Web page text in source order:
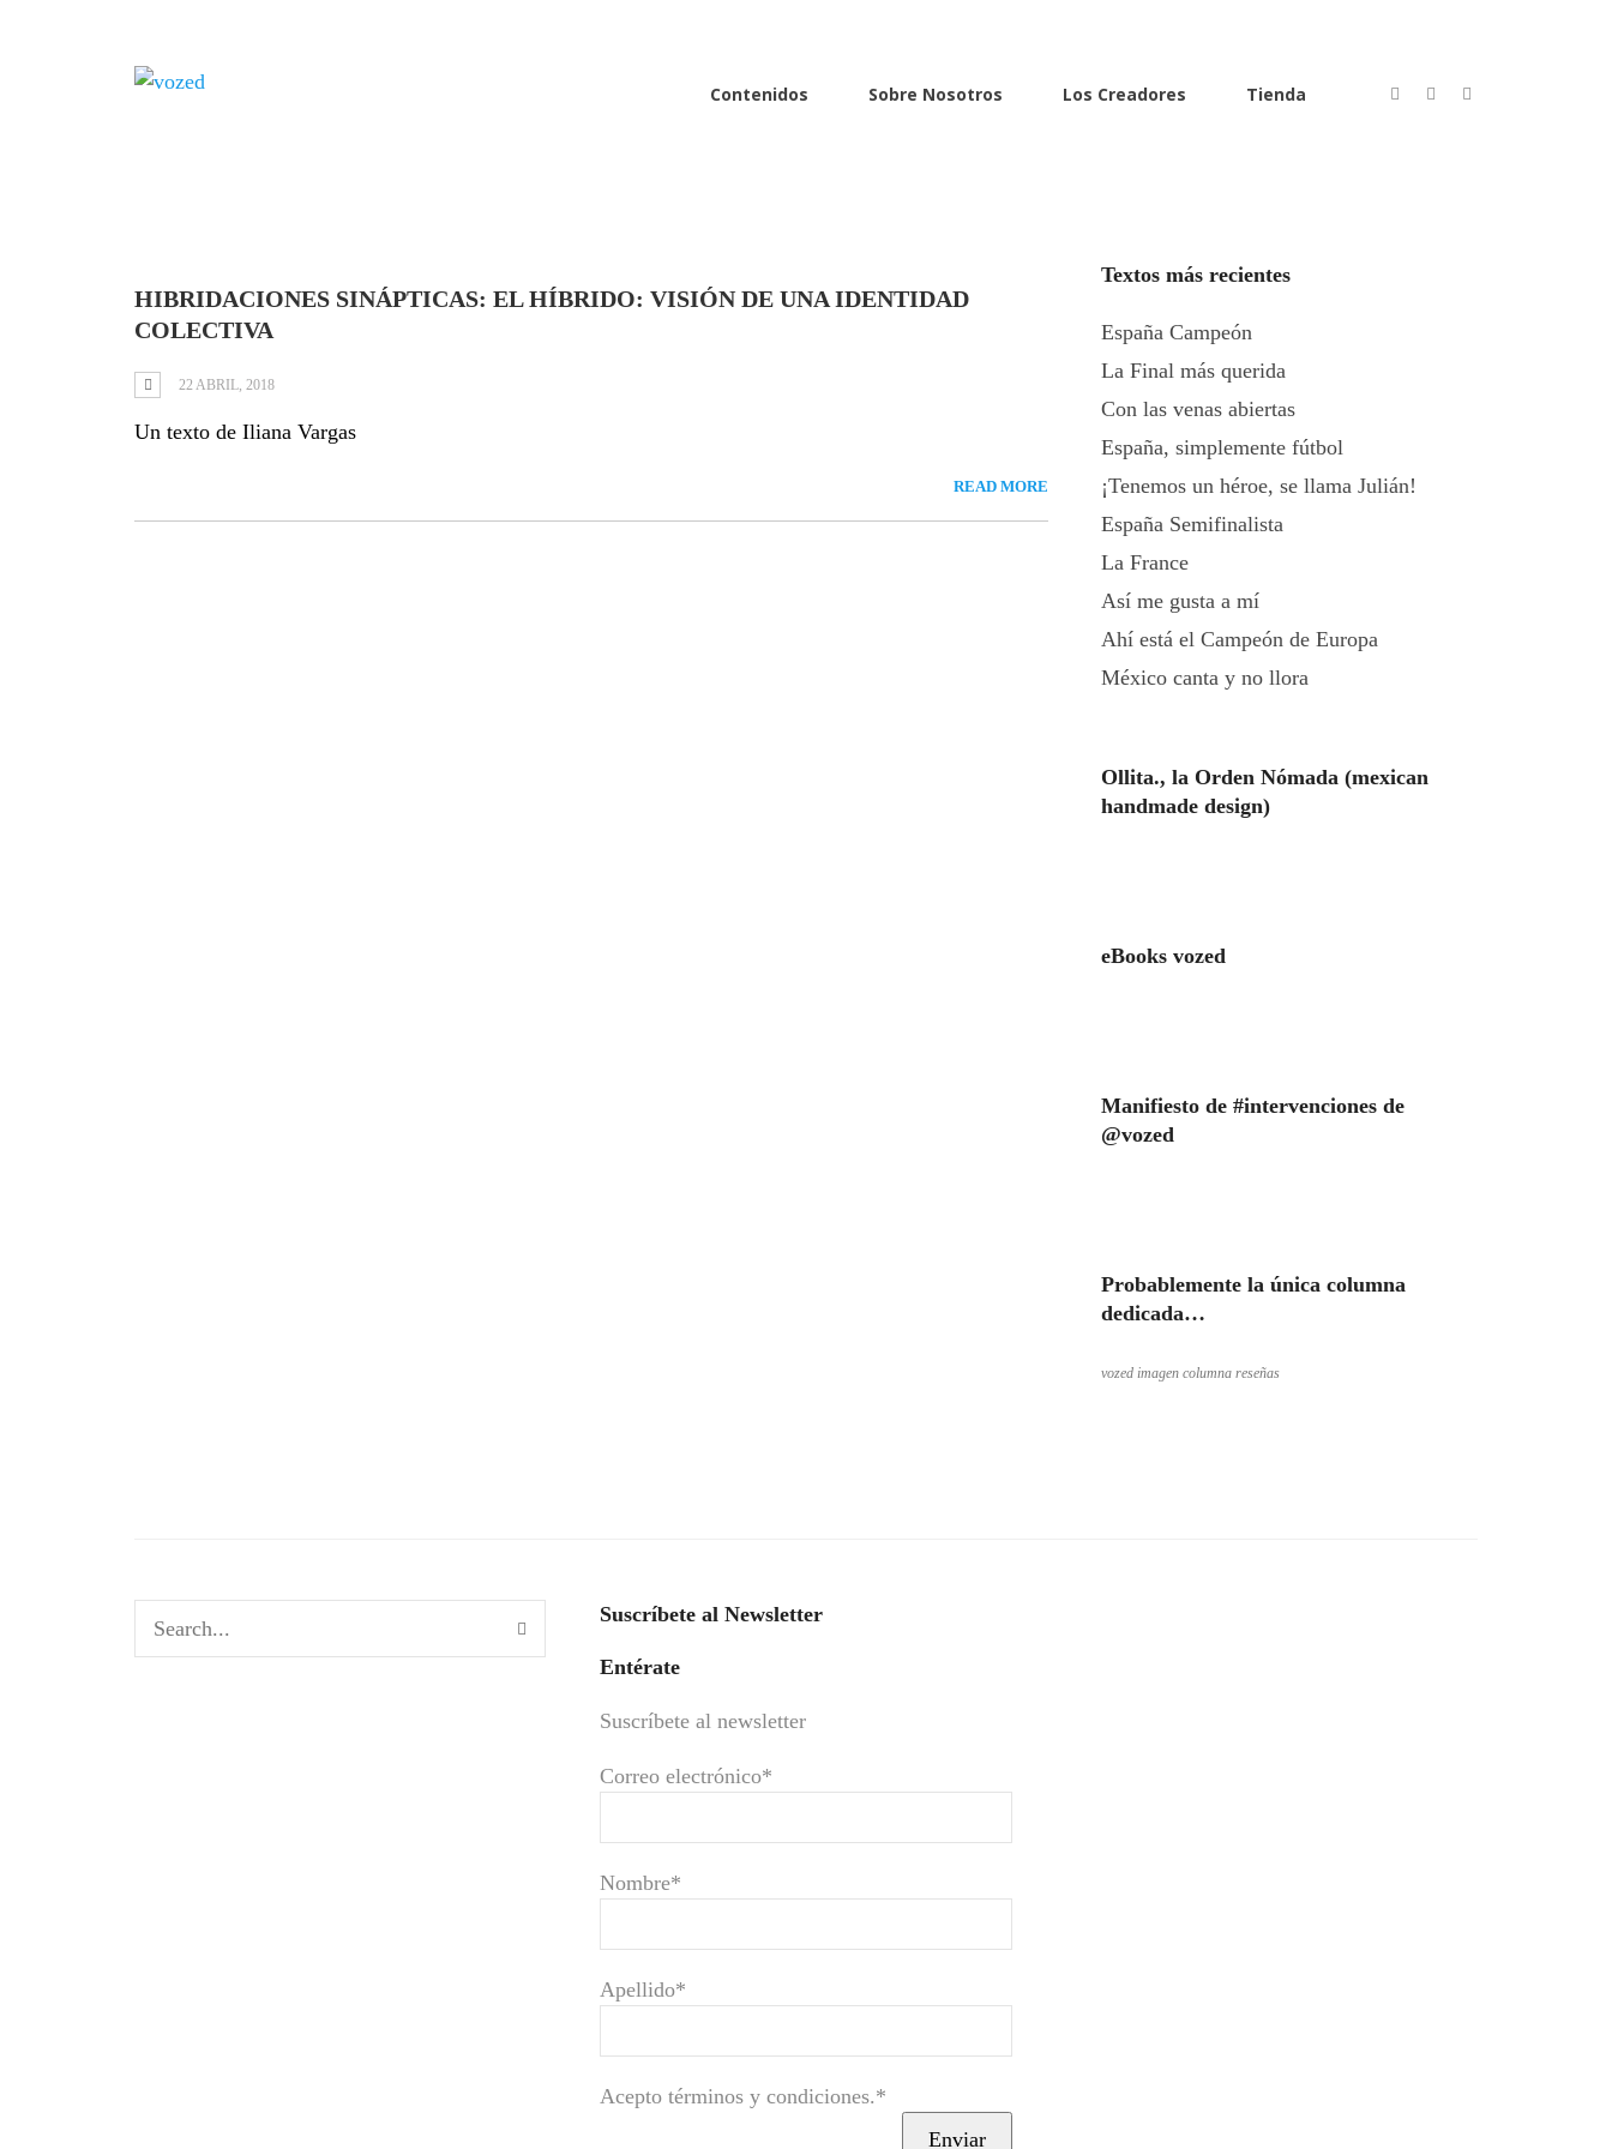
Contenidos Sobre Nosotros Los Creadores Tienda
Tag: híbrido
HIBRIDACIONES SINÁPTICAS: EL HÍBRIDO: VISIÓN DE UNA IDENTIDAD
COLECTIVA
22 ABRIL, 2018
Un texto de Iliana Vargas
READ MORE
Textos más recientes
España Campeón
La Final más querida
Con las venas abiertas
España, simplemente fútbol
¡Tenemos un héroe, se llama Julián!
España Semifinalista
La France
Así me gusta a mí
Ahí está el Campeón de Europa
México canta y no llora
Ollita., la Orden Nómada (mexican
handmade design)
eBooks vozed
Manifiesto de #intervenciones de
@vozed
Probablemente la única columna
dedicada…
vozed imagen columna reseñas
Suscríbete al Newsletter
Entérate
Suscríbete al newsletter
Correo electrónico*
Nombre*
Apellido*
Acepto términos y condiciones.*